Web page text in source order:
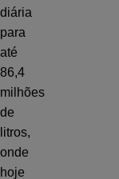
diária
para
até
86,4
milhões
de
litros,
onde
hoje